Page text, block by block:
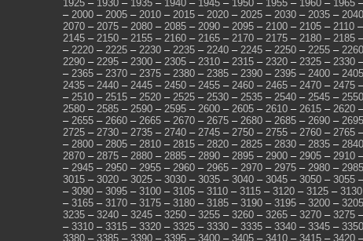
1925 – 1930 – 1935 – 1940 – 1945 – 1950 – 1955 – 1960 – 1965
– 2000 – 2005 – 2010 – 2015 – 2020 – 2025 – 2030 – 2035 – 2040
2070 – 2075 – 2080 – 2085 – 2090 – 2095 – 2100 – 2105 – 2110 –
2145 – 2150 – 2155 – 2160 – 2165 – 2170 – 2175 – 2180 – 2185
– 2220 – 2225 – 2230 – 2235 – 2240 – 2245 – 2250 – 2255 – 2260
2290 – 2295 – 2300 – 2305 – 2310 – 2315 – 2320 – 2325 – 2330
– 2365 – 2370 – 2375 – 2380 – 2385 – 2390 – 2395 – 2400 – 2405
2435 – 2440 – 2445 – 2450 – 2455 – 2460 – 2465 – 2470 – 2475
– 2510 – 2515 – 2520 – 2525 – 2530 – 2535 – 2540 – 2545 – 2550
2580 – 2585 – 2590 – 2595 – 2600 – 2605 – 2610 – 2615 – 2620
– 2655 – 2660 – 2665 – 2670 – 2675 – 2680 – 2685 – 2690 – 2695
2725 – 2730 – 2735 – 2740 – 2745 – 2750 – 2755 – 2760 – 2765
– 2800 – 2805 – 2810 – 2815 – 2820 – 2825 – 2830 – 2835 – 2840
2870 – 2875 – 2880 – 2885 – 2890 – 2895 – 2900 – 2905 – 2910
– 2945 – 2950 – 2955 – 2960 – 2965 – 2970 – 2975 – 2980 – 2985
3015 – 3020 – 3025 – 3030 – 3035 – 3040 – 3045 – 3050 – 3055
– 3090 – 3095 – 3100 – 3105 – 3110 – 3115 – 3120 – 3125 – 3130
– 3165 – 3170 – 3175 – 3180 – 3185 – 3190 – 3195 – 3200 – 3205
3235 – 3240 – 3245 – 3250 – 3255 – 3260 – 3265 – 3270 – 3275
– 3310 – 3315 – 3320 – 3325 – 3330 – 3335 – 3340 – 3345 – 3350
3380 – 3385 – 3390 – 3395 – 3400 – 3405 – 3410 – 3415 – 3420